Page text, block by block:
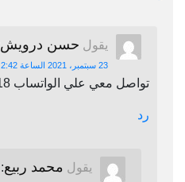
يقول حسن درويش
23 سبتمبر، 2021 الساعة 2:42 ص
تواصل معي علي الواتساب 00249905364318
رد
يقول محمد ربيع: